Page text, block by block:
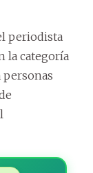
periodista
la categoría
personas